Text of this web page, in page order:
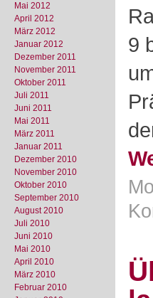
Mai 2012
April 2012
März 2012
Januar 2012
Dezember 2011
November 2011
Oktober 2011
Juli 2011
Juni 2011
Mai 2011
März 2011
Januar 2011
Dezember 2010
November 2010
Oktober 2010
September 2010
August 2010
Juli 2010
Juni 2010
Mai 2010
April 2010
März 2010
Februar 2010
9